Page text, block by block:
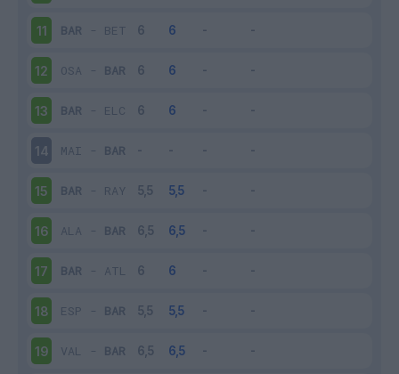
11 BAR - BET
12 OSA - BAR
13 BAR - ELC
14 MAI - BAR
15 BAR - RAY
16 ALA - BAR
17 BAR - ATL
18 ESP - BAR
19 VAL - BAR